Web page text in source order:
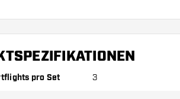
eine andere Form, ein anderes
aus, um herauszufinden, welche
pro Set 3